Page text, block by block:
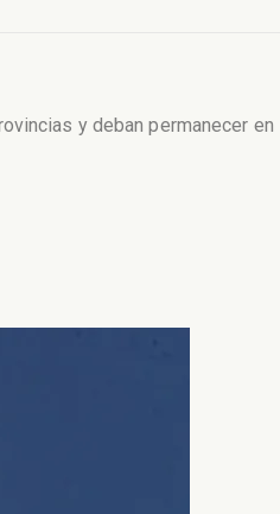
y deban permanecer en